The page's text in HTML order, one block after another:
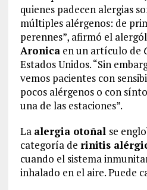
quienes padecen alergias
múltiples alérgenos: de
perennes”, afirmó el
Aronicaen un artículo de
Estados Unidos. “Sin
vemos pacientes con
pocos alérgenos o con
una de las estaciones”.
La alergia otoñal se
categoría de rinitis
cuando el sistema
inhalado en el aire. Puede